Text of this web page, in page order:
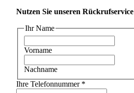
Nutzen Sie unseren Rückrufservice
Ihr Name
Vorname
Nachname
Ihre Telefonnummer *